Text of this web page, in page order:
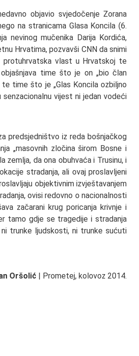
objavio svjedočenje Zorana
na stranicama Glasa Koncila (6.
nevinog mučenika Darija Kordića,
Hrvatima, pozvavši CNN da snimi
protuhrvatska vlast u Hrvatskoj te
time što je on „bio član
time što je „Glas Koncila ozbiljno
vijest ni jedan vodeći
predsjedništvo iz reda bošnjačkog
„masovnih zločina širom Bosne i
zemlja, da ona obuhvaća i Trusinu, i
stradanja, ali ovaj proslavljeni
objektivnim izvještavanjem
ovisi redovno o nacionalnosti
začarani krug poricanja krivnje i
tamo gdje se tragedije i stradanja
trunke ljudskosti, ni trunke sućuti
Oršolić | Prometej, kolovoz 2014.